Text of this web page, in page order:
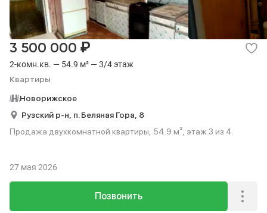
2-комн.кв. — 54.9 м² — 3/4 этаж
Квартиры
3 500 000 ₽
Новорижское
Рузский р-н, п. Беляная Гора, 8
Продажа двухкомнатной квартиры, 54.9 м², этаж 3 из 4.
Позвонить
27 мая 2026